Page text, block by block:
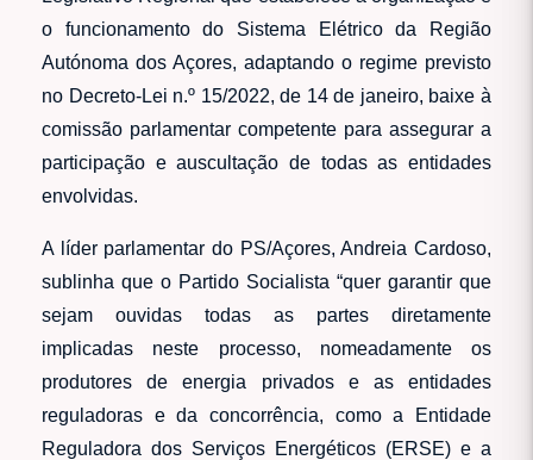
o funcionamento do Sistema Elétrico da Região
Autónoma dos Açores, adaptando o regime previsto
no Decreto-Lei n.º 15/2022, de 14 de janeiro, baixe à
comissão parlamentar competente para assegurar a
participação e auscultação de todas as entidades
envolvidas.
A líder parlamentar do PS/Açores, Andreia Cardoso,
sublinha que o Partido Socialista “quer garantir que
sejam ouvidas todas as partes diretamente
implicadas neste processo, nomeadamente os
produtores de energia privados e as entidades
reguladoras e da concorrência, como a Entidade
Reguladora dos Serviços Energéticos (ERSE) e a